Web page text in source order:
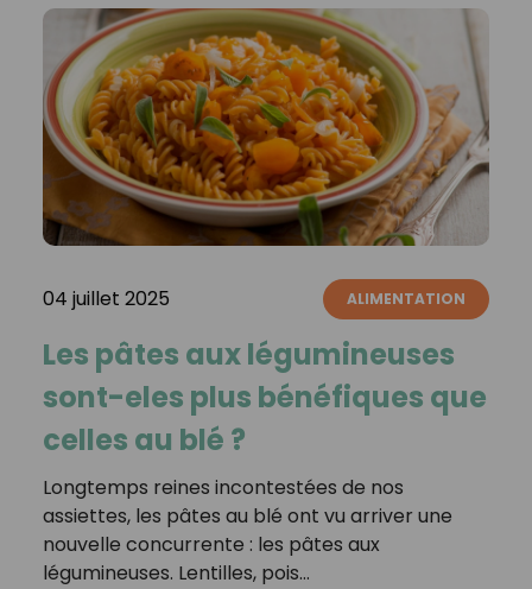
04 juillet 2025 ALIMENTATION
Les pâtes aux légumineuses
sont-eles plus bénéfiques que
celles au blé ?
Longtemps reines incontestées de nos
assiettes, les pâtes au blé ont vu arriver une
nouvelle concurrente : les pâtes aux
légumineuses. Lentilles, pois…